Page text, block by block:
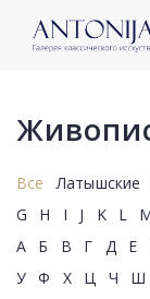
Все Латышские
G
H I J K L
А
Б В Г Д Е
У
Ф Х Ц Ч Ш